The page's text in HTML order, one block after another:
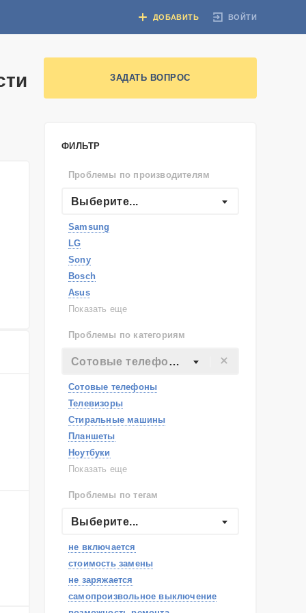
ВОЙТИ
ДОБАВИТЬ
ЗАДАТЬ ВОПРОС
ФИЛЬТР
Проблемы по производителям
Выберите...
Samsung
LG
Sony
Bosch
Asus
Lenovo
Apple
Indesit
Показать еще
Проблемы по категориям
Сотовые телефоны
Сотовые телефоны
Телевизоры
Стиральные машины
Планшеты
Ноутбуки
Холодильники
Посудомоечные машины
Наушники
Показать еще
Проблемы по тегам
Выберите...
не включается
стоимость замены
не заряжается
самопроизвольное выключение